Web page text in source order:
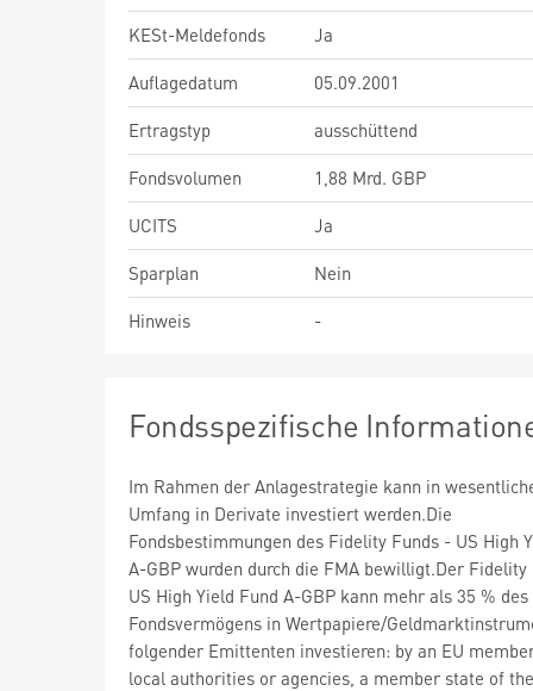
KESt-Meldefonds
Ja
Auflagedatum
05.09.2001
Ertragstyp
ausschüttend
Fondsvolumen
1,88 Mrd. GBP
UCITS
Ja
Sparplan
Nein
Hinweis
-
Fondsspezifische
Im Rahmen der Anlagestrategie kann in
Umfang in Derivate investiert werden.Die
Fondsbestimmungen des Fidelity Funds - US High
A-GBP wurden durch die FMA bewilligt.Der Fidelity
US High Yield Fund A-GBP kann mehr als 35 % des
Fondsvermögens in Wertpapiere/
folgender Emittenten investieren: by an EU
local authorities or agencies, a member state of